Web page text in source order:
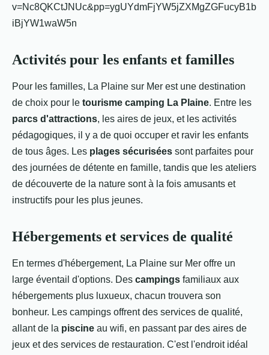
v=Nc8QKCtJNUc&pp=ygUYdmFjYW5jZXMgZGFucyB1b
iBjYW1waW5n
Activités pour les enfants et familles
Pour les familles, La Plaine sur Mer est une destination
de choix pour le tourisme camping La Plaine. Entre les
parcs d'attractions, les aires de jeux, et les activités
pédagogiques, il y a de quoi occuper et ravir les enfants
de tous âges. Les plages sécurisées sont parfaites pour
des journées de détente en famille, tandis que les ateliers
de découverte de la nature sont à la fois amusants et
instructifs pour les plus jeunes.
Hébergements et services de qualité
En termes d'hébergement, La Plaine sur Mer offre un
large éventail d'options. Des campings familiaux aux
hébergements plus luxueux, chacun trouvera son
bonheur. Les campings offrent des services de qualité,
allant de la piscine au wifi, en passant par des aires de
jeux et des services de restauration. C'est l'endroit idéal